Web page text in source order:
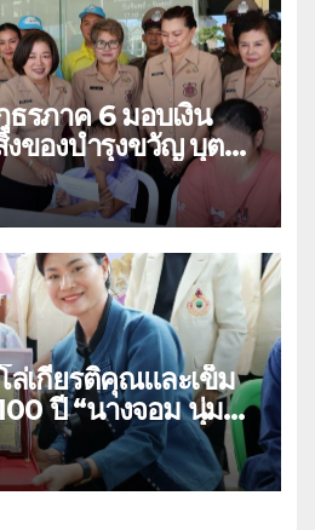
รภาค 6 มอบเงิน
งของบำรุงขวัญ บุตร-
เกียรติคุณและเข็ม
อม นุ่ม
กร่าง อำเภอเมือง